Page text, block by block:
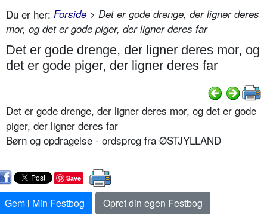
Du er her: Forside > Det er gode drenge, der ligner deres
mor, og det er gode piger, der ligner deres far
Det er gode drenge, der ligner deres mor, og
det er gode piger, der ligner deres far
Det er gode drenge, der ligner deres mor, og det er gode
piger, der ligner deres far
Børn og opdragelse - ordsprog fra ØSTJYLLAND
Save
Gem i Min Festbog
Opret din egen Festbog